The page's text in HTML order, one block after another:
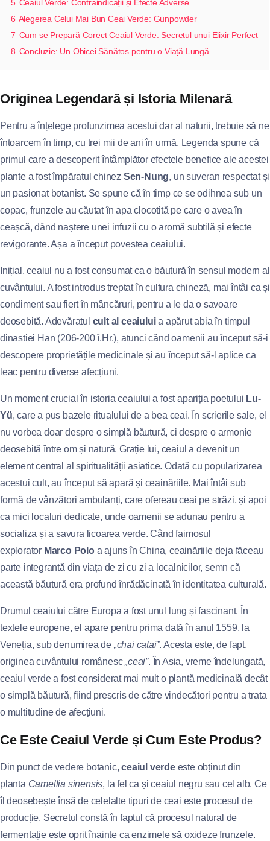
5 Ceaiul Verde: Contraindicații și Efecte Adverse
6 Alegerea Celui Mai Bun Ceai Verde: Gunpowder
7 Cum se Prepară Corect Ceaiul Verde: Secretul unui Elixir Perfect
8 Concluzie: Un Obicei Sănătos pentru o Viață Lungă
Originea Legendară și Istoria Milenară
Pentru a înțelege profunzimea acestui dar al naturii, trebuie să ne
întoarcem în timp, cu trei mii de ani în urmă. Legenda spune că
primul care a descoperit întâmplător efectele benefice ale acestei
plante a fost împăratul chinez Sen-Nung, un suveran respectat și
un pasionat botanist. Se spune că în timp ce se odihnea sub un
copac, frunzele au căutat în apa clocotită pe care o avea în
ceașcă, dând naștere unei infuzii cu o aromă subtilă și efecte
revigorante. Așa a început povestea ceaiului.
Inițial, ceaiul nu a fost consumat ca o băutură în sensul modern al
cuvântului. A fost introdus treptat în cultura chineză, mai întâi ca și
condiment sau fiert în mâncăruri, pentru a le da o savoare
deosebită. Adevăratul cult al ceaiuluia apărut abia în timpul
dinastiei Han (206-200 î.Hr.), atunci când oamenii au început să-i
descopere proprietățile medicinale și au început să-l aplice ca
leac pentru diverse afecțiuni.
Un moment crucial în istoria ceaiului a fost apariția poetului Lu-
Yü, care a pus bazele ritualului de a bea ceai. În scrierile sale, el
nu vorbea doar despre o simplă băutură, ci despre o armonie
deosebită între om și natură. Grație lui, ceaiul a devenit un
element central al spiritualității asiatice. Odată cu popularizarea
acestui cult, au început să apară și ceainăriile. Mai întâi sub
formă de vânzători ambulanți, care ofereau ceai pe străzi, și apoi
ca mici localuri dedicate, unde oamenii se adunau pentru a
socializa și a savura licoarea verde. Când faimosul
explorator Marco Poloa ajuns în China, ceainăriile deja făceau
parte integrantă din viața de zi cu zi a localnicilor, semn că
această băutură era profund înrădăcinată în identitatea culturală.
Drumul ceaiului către Europa a fost unul lung și fascinant. În
textele europene, el apare pentru prima dată în anul 1559, la
Veneția, sub denumirea de „chai catai”. Acesta este, de fapt,
originea cuvântului românesc„ceai”. În Asia, vreme îndelungată,
ceaiul verde a fost considerat mai mult o plantă medicinală decât
o simplă băutură, fiind prescris de către vindecători pentru a trata
o multitudine de afecțiuni.
Ce Este Ceaiul Verde și Cum Este Produs?
Din punct de vedere botanic,ceaiul verdeeste obținut din
planta Camellia sinensis, la fel ca și ceaiul negru sau cel alb. Ce
îl deosebește însă de celelalte tipuri de ceai este procesul de
producție. Secretul constă în faptul că procesul natural de
fermentație este oprit înainte ca enzimele să oxideze frunzele.